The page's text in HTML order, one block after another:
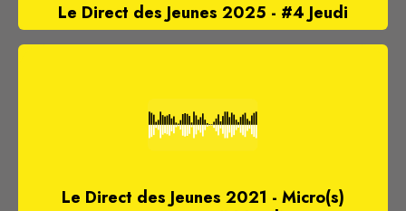
Le Direct des Jeunes 2025 - #4 Jeudi
Le Direct des Jeunes 2021 - Micro(s)